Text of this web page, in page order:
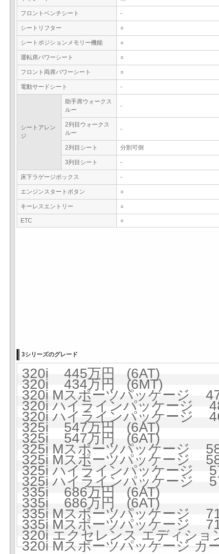
フロントベンチシート -
シートリフター ○
シートポジションメモリー機能 ○
運転席パワーシート ○
フロント両席パワーシート ○
電動サードシート -
シートアレン
ジ
助手席ウォークス
ルー
-
2列目ウォークス
ルー
-
2列目シート 分割可倒
3列目シート -
床下ラゲージボックス -
エンジンスタートボタン ○
キーレスエントリー ○
ETC ○
3シリーズのグレード
320i 445万円 (6AT)
320i 434万円 (6MT)
320i Mスポーツパッケージ
320i ハイラインパッケージ
320i ハイラインパッケージ
325i 547万円 (6AT)
325i 547万円 (6AT)
325i Mスポーツパッケージ
325i Mスポーツパッケージ
325i ハイラインパッケージ
325i ハイラインパッケージ
335i 686万円 (6AT)
335i 686万円 (6AT)
335i Mスポーツパッケージ
335i Mスポーツパッケージ
320i エクセレンス エディシ
320i Mスポーツパッケージ